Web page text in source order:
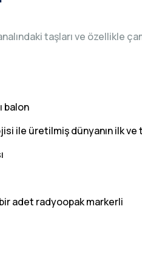
taşları ve özellikle
balon
ile üretilmiş dünyanın ilk ve
adet radyoopak markerli